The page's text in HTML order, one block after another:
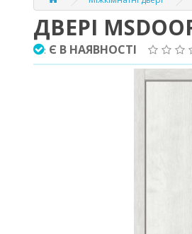
ДВЕРІ
: Є В НАЯВНОСТІ